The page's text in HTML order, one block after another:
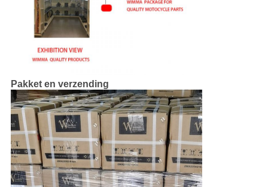
Pakket en verzending